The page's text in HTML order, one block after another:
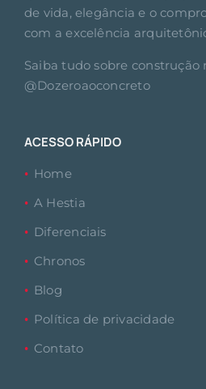
de vida, elegância e o
com a excelência
Saiba tudo sobre construção
@Dozeroaoconcreto
ACESSO RÁPIDO
Home
A Hestia
Diferenciais
Chronos
Blog
Política de privacidade
Contato